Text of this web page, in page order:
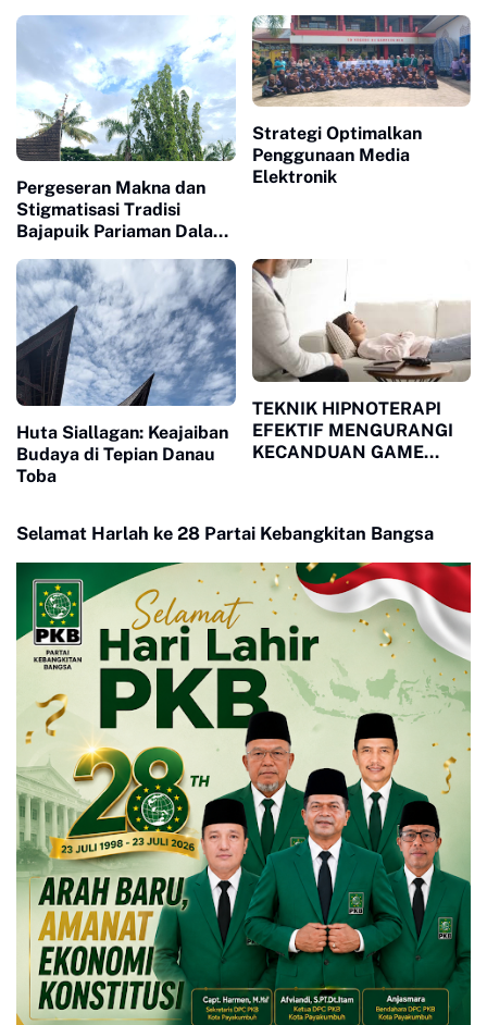
Pergeseran Makna dan
Stigmatisasi Tradisi
Bajapuik Pariaman Dalam
Luar
Strategi Optimalkan
Penggunaan Media
Elektronik
Huta Siallagan: Keajaiban
Budaya di Tepian Danau
Toba
TEKNIK HIPNOTERAPI
EFEKTIF MENGURANGI
KECANDUAN GAME
Selamat Harlah ke 28 Partai Kebangkitan Bangsa